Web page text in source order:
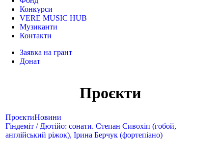
Конкурси
VERE MUSIC HUB
Музиканти
Контакти
Заявка на грант
Донат
Проєкти
ПроєктиНовини
Гіндеміт / Дютійо: сонати. Степан Сивохіп (гобой,
англійський ріжок), Ірина Берчук (фортепіано)